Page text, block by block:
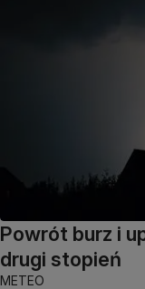
Powrót burz i
drugi stopień
METEO